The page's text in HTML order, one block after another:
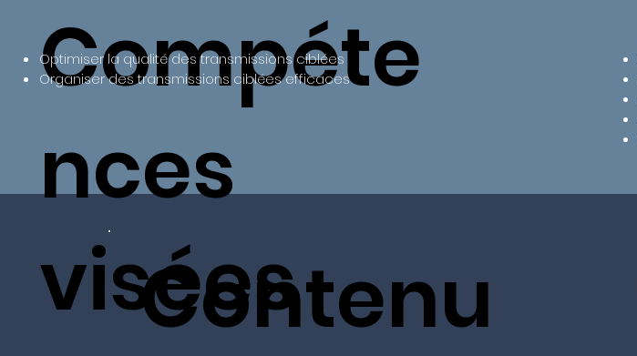
Contenu
Compéte
nces
visées
Optimiser la qualité des transmissions ciblées
Organiser des transmissions ciblées efficaces